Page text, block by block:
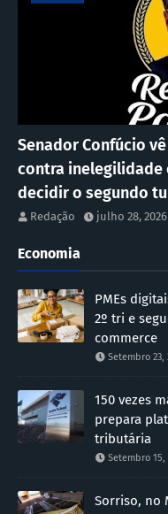
Senador Confúcio
contra inelegilidade
decidir o segundo
Redação julho 28, 2026
Economia
PMEs
2º tri e
commerce
Setembro 23,
150 vezes
prepara
tributária
Setembro 15,
Sorriso, no